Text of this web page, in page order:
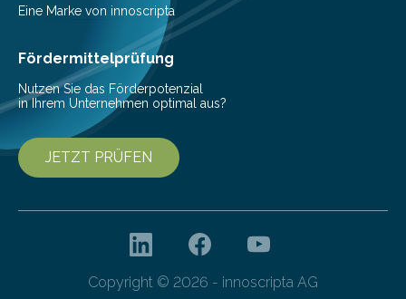
Pestizide sind äußerst wichtig, um die globale
Ernährung zu sichern. Ohne sie besteht die weltweite
Gefahr erheblicher…
Eine Marke von innoscripta
Fördermittelprüfung
Nutzen Sie das Förderpotenzial
in Ihrem Unternehmen optimal aus?
JETZT PRÜFEN
Copyright © 2026 - innoscripta AG